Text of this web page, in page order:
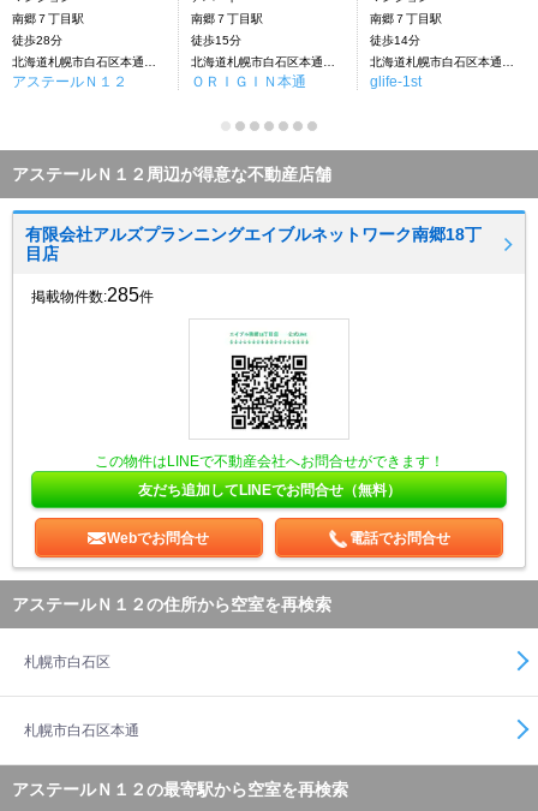
南郷７丁目駅
徒歩28分
アステールＮ１２
南郷７丁目駅
徒歩15分
ＯＲＩＧＩＮ本通
南郷７丁目駅
徒歩14分
glife-1st
アステールＮ１２周辺が得意な不動産店舗
有限会社アルズプランニングエイブルネットワーク南郷18丁
目店
掲載物件数:285件
この物件はLINEで不動産会社へお問合せができます！
友だち追加してLINEでお問合せ（無料）
Webでお問合せ 電話でお問合せ
アステールＮ１２の住所から空室を再検索
札幌市白石区
札幌市白石区本通
アステールＮ１２の最寄駅から空室を再検索